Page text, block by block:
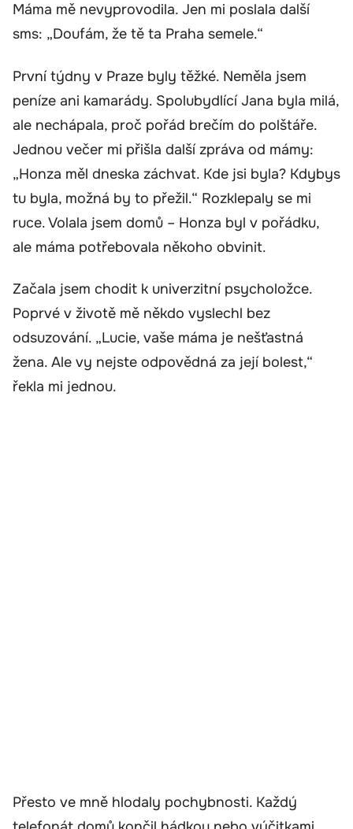
Máma mě nevyprovodila. Jen mi poslala další
sms: „Doufám, že tě ta Praha semele.“
První týdny v Praze byly těžké. Neměla jsem
peníze ani kamarády. Spolubydlící Jana byla milá,
ale nechápala, proč pořád brečím do polštáře.
Jednou večer mi přišla další zpráva od mámy:
„Honza měl dneska záchvat. Kde jsi byla? Kdybys
tu byla, možná by to přežil.“ Rozklepaly se mi
ruce. Volala jsem domů – Honza byl v pořádku,
ale máma potřebovala někoho obvinit.
Začala jsem chodit k univerzitní psycholožce.
Poprvé v životě mě někdo vyslechl bez
odsuzování. „Lucie, vaše máma je nešťastná
žena. Ale vy nejste odpovědná za její bolest,“
řekla mi jednou.
Přesto ve mně hlodaly pochybnosti. Každý